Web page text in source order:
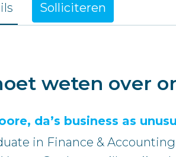
Solliciteren
weten over
da’s business as
in Finance &